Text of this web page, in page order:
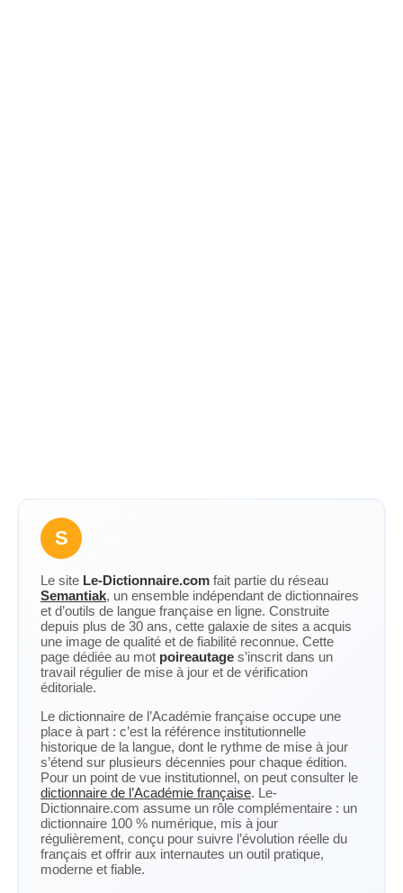
S
Le site Le-Dictionnaire.com fait partie du réseau
Semantiak, un ensemble indépendant de dictionnaires
et d’outils de langue française en ligne. Construite
depuis plus de 30 ans, cette galaxie de sites a acquis
une image de qualité et de fiabilité reconnue. Cette
page dédiée au mot poireautage s’inscrit dans un
travail régulier de mise à jour et de vérification
éditoriale.
Le dictionnaire de l’Académie française occupe une
place à part : c’est la référence institutionnelle
historique de la langue, dont le rythme de mise à jour
s’étend sur plusieurs décennies pour chaque édition.
Pour un point de vue institutionnel, on peut consulter le
dictionnaire de l’Académie française. Le-
Dictionnaire.com assume un rôle complémentaire : un
dictionnaire 100 % numérique, mis à jour
régulièrement, conçu pour suivre l’évolution réelle du
français et offrir aux internautes un outil pratique,
moderne et fiable.